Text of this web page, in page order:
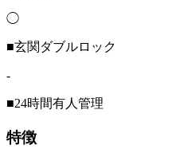
◯
■玄関ダブルロック
-
■24時間有人管理
特徴